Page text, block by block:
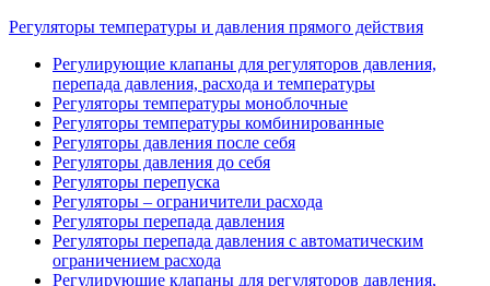
Регуляторы температуры и давления прямого действия
Регулирующие клапаны для регуляторов давления,
перепада давления, расхода и температуры
Регуляторы температуры моноблочные
Регуляторы температуры комбинированные
Регуляторы давления после себя
Регуляторы давления до себя
Регуляторы перепуска
Регуляторы – ограничители расхода
Регуляторы перепада давления
Регуляторы перепада давления с автоматическим
ограничением расхода
Регулирующие клапаны для регуляторов давления,